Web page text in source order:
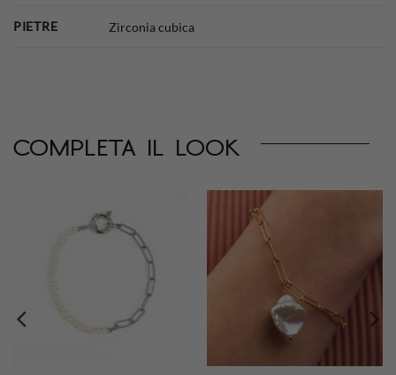
PIETRE Zirconia cubica
completa il look